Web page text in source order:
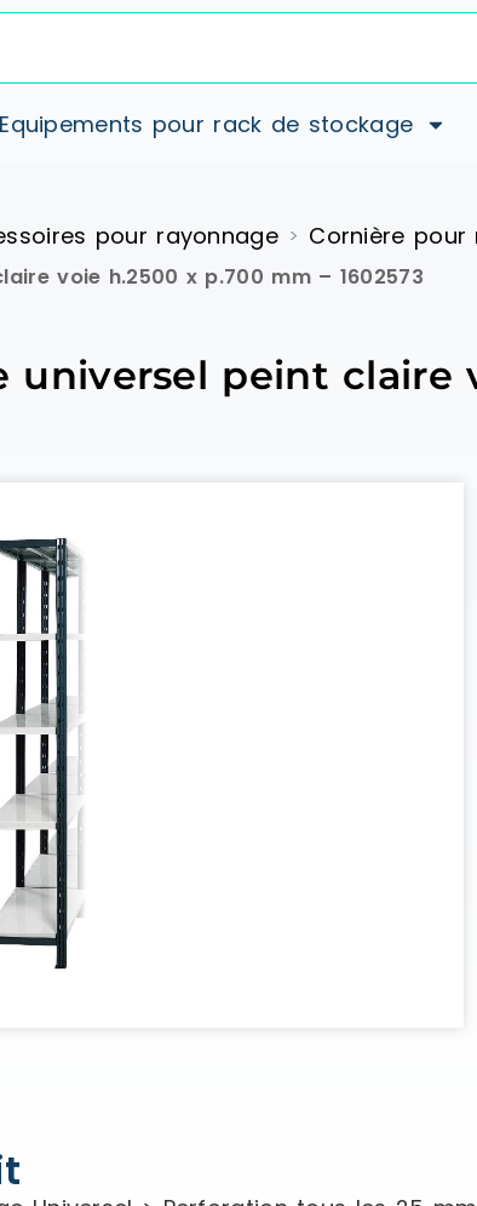
Equipements pour rack de stockage
pour rayonnage > Cornière pour
voie h.2500 x p.700 mm – 1602573
universel peint claire